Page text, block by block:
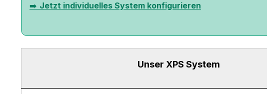
➡️ Jetzt individuelles System konfigurieren
Unser XPS System